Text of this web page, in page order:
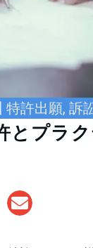
特許出願, 訴
とプラ